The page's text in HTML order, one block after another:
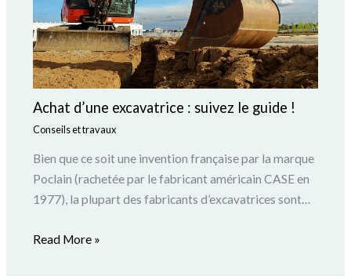
Achat d’une excavatrice : suivez le guide !
Conseils et travaux
Bien que ce soit une invention française par la marque
Poclain (rachetée par le fabricant américain CASE en
1977), la plupart des fabricants d’excavatrices sont…
Read More »